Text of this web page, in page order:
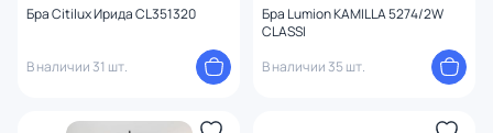
Бра Citilux Ирида CL351320
В наличии 31 шт.
Бра Lumion KAMILLA 5274/2W
CLASSI
В наличии 35 шт.